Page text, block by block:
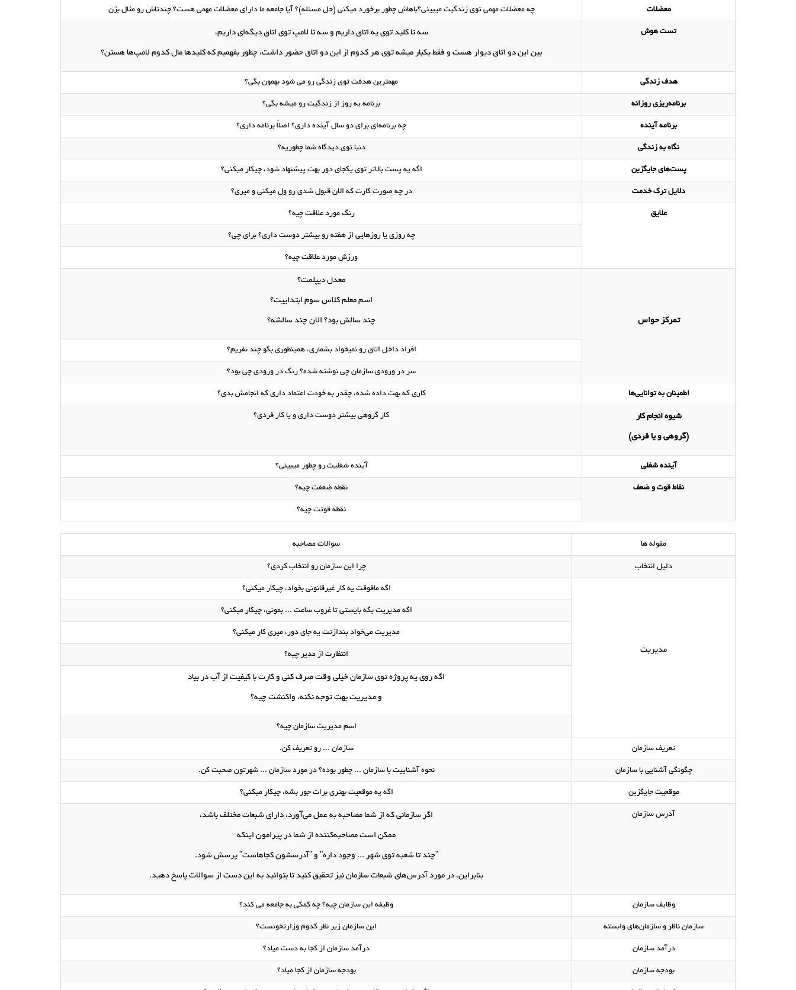
معضلات چه معضلات مهمی توی زندگیت میبینی؟باهاش چطور برخورد میکنی (حل مسئله)؟ آیا جامعه ما دارای معضلات مهمی هست؟ چندتاش رو مثال بزن
تست هوش سه تا کلید توی یه اتاق داریم و سه تا لامپ توی اتاق دیگه‌ای داریم،
بین این دو اتاق دیوار هست و فقط یکبار میشه توی هر کدوم از این دو اتاق حضور داشت، چطور بفهمیم که کلیدها مال کدوم لامپ‌ها هستن؟
هدف زندگی مهمترین هدفت توی زندگی رو می شود بهمون بگی؟
برنامه‌ریزی روزانه برنامه یه روز از زندگیت رو میشه بگی؟
برنامه‌ آینده چه برنامه‌ای برای دو سال آینده داری؟ اصلاً برنامه داری؟
نگاه به زندگی دنیا توی دیدگاه شما چطوریه؟
پست‌های جایگزین اگه یه پست بالاتر توی یکجای دور بهت پیشنهاد شود، چیکار میکنی؟
دلایل ترک خدمت در چه صورت کارت که الان قبول شدی رو ول میکنی و میری؟
علایق رنگ مورد علاقت چیه؟
چه روزی یا روزهایی از هفته رو بیشتر دوست داری؟ برای چی؟
ورزش مورد علاقت چیه؟
تمرکز حواس
معدل دیپلمت؟
اسم معلم کلاس سوم ابتداییت؟
چند سالش بود؟ الان چند سالشه؟
افراد داخل اتاق رو نمیخواد بشماری، همینطوری بگو چند نفریم؟
سر در ورودی سازمان چی نوشته شده؟ رنگ در ورودی چی بود؟
اطمینان به توانایی‌ها کاری که بهت داده شده، چقدر به خودت اعتماد داری که انجامش بدی؟
شیوه‌ انجام کار
(گروهی و یا فردی)
کار گروهی بیشتر دوست داری و یا کار فردی؟
آینده شغلی آینده شغلیت رو چطور میبینی؟
نقاط قوت و ضعف نقطه ضعفت چیه؟
نقطه قوتت چیه؟
مقوله ها سوالات مصاحبه
دلیل انتخاب چرا این سازمان رو انتخاب کردی؟
مدیریت
اگه مافوقت یه کار غیرقانونی بخواد، چیکار میکنی؟
اگه مدیریت بگه بایستی تا غروب ساعت ... بمونی، چیکار میکنی؟
مدیریت می‌خواد بندازتت یه جای دور، میری کار میکنی؟
انتظارت از مدیر چیه؟
اگه روی یه پروژه توی سازمان خیلی وقت صرف کنی و کارت با کیفیت از آب در بیاد
و مدیریت بهت توجه نکنه، واکنشت چیه؟
اسم مدیریت سازمان چیه؟
تعریف سازمان سازمان ... رو تعریف کن.
چگونگی آشنایی با سازمان نحوه آشناییت با سازمان ... چطور بوده؟ در مورد سازمان ... شهرتون صحبت کن.
موقعیت جایگزین اگه یه موقعیت بهتری برات جور بشه، چیکار میکنی؟
آدرس سازمان اگر سازمانی که از شما مصاحبه به عمل می‌آورد، دارای شبعات مختلف باشد،
ممکن است مصاحبه‌کننده از شما در پیرامون اینکه
"چند تا شعبه توی شهر ... وجود داره" و "آدرسشون کجاهاست" پرسش شود.
بنابراین، در مورد آدرس‌های شبعات سازمان نیز تحقیق کنید تا بتوانید به این دست از سوالات پاسخ دهید.
وظایف سازمان وظیفه این سازمان چیه؟ چه کمکی به جامعه می کند؟
سازمان ناظر و سازمان‌های وابسته این سازمان زیر نظر کدوم وزارتخونست؟
درآمد سازمان درآمد سازمان از کجا به دست میاد؟
بودجه سازمان بودجه سازمان از کجا میاد؟